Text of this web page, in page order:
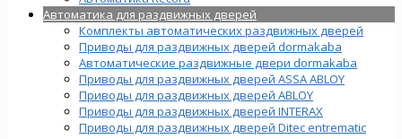
Автоматика для раздвижных дверей
Комплекты автоматических раздвижных дверей
Приводы для раздвижных дверей dormakaba
Автоматические раздвижные двери dormakaba
Приводы для раздвижных дверей ASSA ABLOY
Приводы для раздвижных дверей ABLOY
Приводы для раздвижных дверей INTERAX
Приводы для раздвижных дверей Ditec entrematic